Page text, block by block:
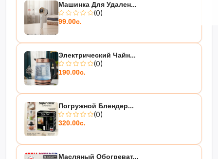
Машинка Для Удален...
(0)
99.00с.
Электрический Чайн...
(0)
190.00с.
Погружной Блендер...
(0)
320.00с.
Масляный Обогреват...